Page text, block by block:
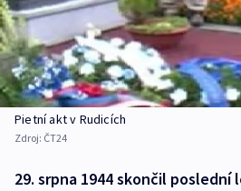
Pietní akt v Rudicích
Zdroj: ČT24
29. srpna 1944 skončil